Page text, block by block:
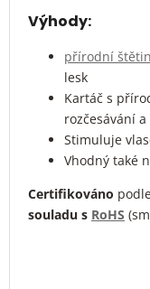
Výhody:
přírodní
lesk
Kartáč s
rozčesávání
Stimuluje
Vhodný také
Certifikováno
souladu s RoHS